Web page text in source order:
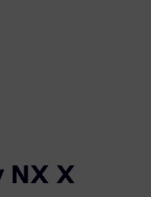
NX X